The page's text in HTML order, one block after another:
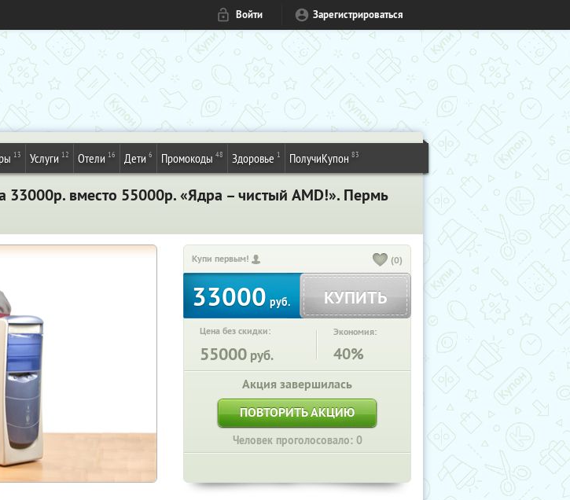
Войти Зарегистрироваться
13 Услуги 12 Отели 16 Дети 6 Промокоды 48 Здоровье 1 ПолучиКупон 83
33000р. вместо 55000р. «Ядра – чистый AMD!». Пермь
Купи первым! (0)
33000 руб. КУПИТЬ
Цена без скидки:
55000 руб.
Экономия:
40%
Акция завершилась
ПОВТОРИТЬ АКЦИЮ
Человек проголосовало: 0